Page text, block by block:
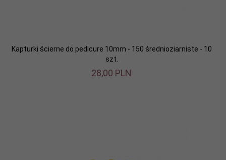
Kapturki ścierne do pedicure 10mm - 150 średnioziarniste - 10
szt.
28,00 PLN